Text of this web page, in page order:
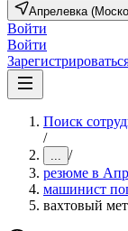
Апрелевка
Войти
Войти
Поиск
/
... /
резюме в
машинист
вахтовый